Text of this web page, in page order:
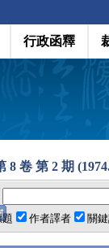
行政函釋
8 卷 第 2 期
作者譯者 關